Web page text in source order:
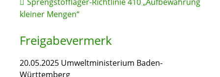
kleiner Mengen“
Freigabevermerk
20.05.2025 Umweltministerium Baden-
Württemberg